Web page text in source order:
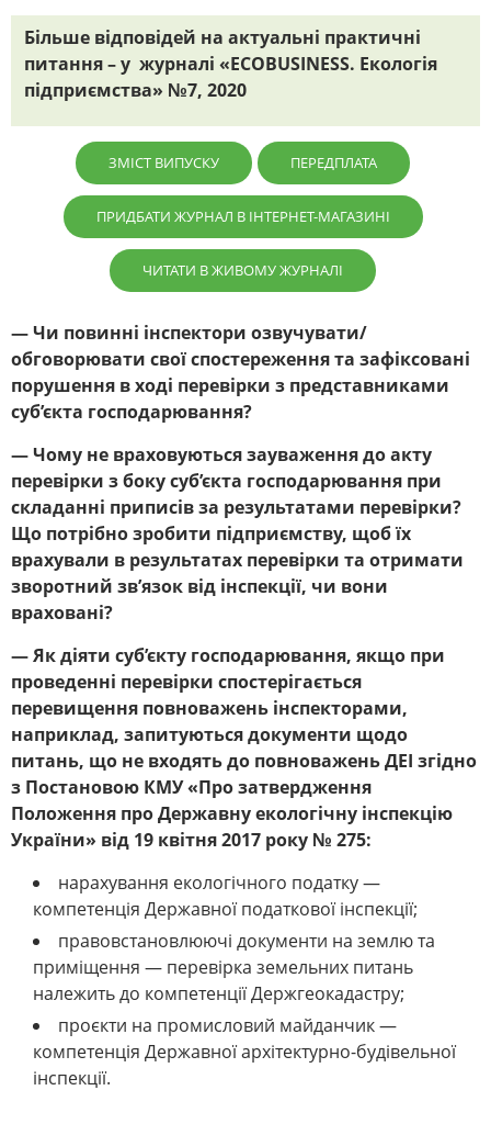
Більше відповідей на актуальні практичні
питання – у журналі «ECOBUSINESS. Екологія
підприємства» №7, 2020
ЗМІСТ ВИПУСКУ ПЕРЕДПЛАТА
ПРИДБАТИ ЖУРНАЛ В ІНТЕРНЕТ-МАГАЗИНІ
ЧИТАТИ В ЖИВОМУ ЖУРНАЛІ
— Чи повинні інспектори озвучувати/
обговорювати свої спостереження та зафіксовані
порушення в ході перевірки з представниками
суб’єкта господарювання?
— Чому не враховуються зауваження до акту
перевірки з боку суб’єкта господарювання при
складанні приписів за результатами перевірки?
Що потрібно зробити підприємству, щоб їх
врахували в результатах перевірки та отримати
зворотний зв’язок від інспекції, чи вони
враховані?
— Як діяти суб’єкту господарювання, якщо при
проведенні перевірки спостерігається
перевищення повноважень інспекторами,
наприклад, запитуються документи щодо
питань, що не входять до повноважень ДЕІ згідно
з Постановою КМУ «Про затвердження
Положення про Державну екологічну інспекцію
України» від 19 квітня 2017 року № 275:
нарахування екологічного податку —
компетенція Державної податкової інспекції;
правовстановлюючі документи на землю та
приміщення — перевірка земельних питань
належить до компетенції Держгеокадастру;
проєкти на промисловий майданчик —
компетенція Державної архітектурно-будівельної
інспекції.